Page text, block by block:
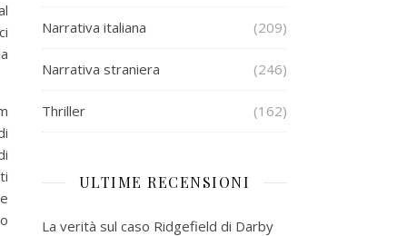
Narrativa italiana (209)
Narrativa straniera (246)
Thriller (162)
ULTIME RECENSIONI
La verità sul caso Ridgefield di Darby